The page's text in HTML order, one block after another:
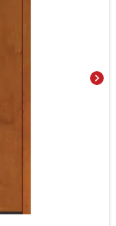
chevron_right